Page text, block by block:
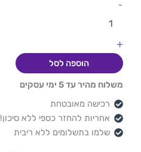
-
+
הוספה לסל
משלוח מהיר עד 5 ימי עסקים
רכישה מאובטחת
אחריות להחזר כספי ללא סיכון!
שלמו בתשלומים ללא ריבית